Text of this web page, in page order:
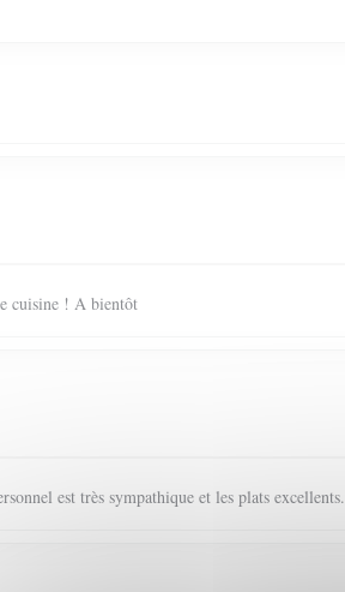
cuisine ! A bientôt
est très sympathique et les plats excellents.